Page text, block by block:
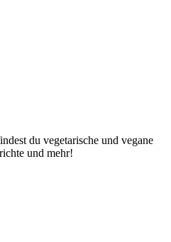
du vegetarische und vegane
und mehr!